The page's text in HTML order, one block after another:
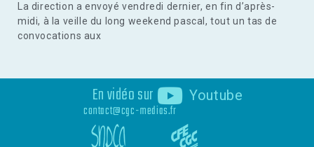
La direction a envoyé vendredi dernier, en fin d’après-
midi, à la veille du long weekend pascal, tout un tas de
convocations aux
En vidéo sur Youtube
contact@cgc-medias.fr